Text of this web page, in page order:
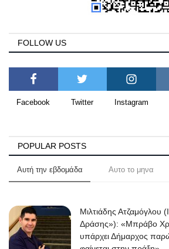
FOLLOW US
Facebook Twitter Instagram
POPULAR POSTS
Αυτή την εβδομάδα Αυτο το μηνα
Μιλτιάδης Ατζαμόγλου
Δράσης»): «Μπράβο
υπάρχει Δήμαρχος